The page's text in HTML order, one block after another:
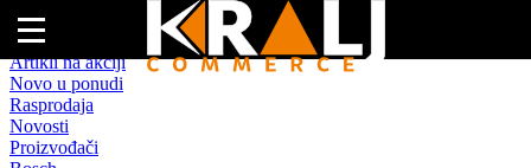
Naslovna
Artikli na akciji
Novo u ponudi
Rasprodaja
Novosti
Proizvođači